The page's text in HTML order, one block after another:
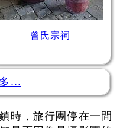
曾氏宗祠
...
時，旅行團停在一間